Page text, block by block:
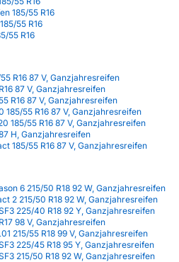
185/55 R16
55 R16
55 R16
R16 87 V, Ganzjahresreifen
87 V, Ganzjahresreifen
R16 87 V, Ganzjahresreifen
55 R16 87 V, Ganzjahresreifen
185/55 R16 87 V, Ganzjahresreifen
H, Ganzjahresreifen
185/55 R16 87 V, Ganzjahresreifen
6 215/50 R18 92 W, Ganzjahresreifen
2 215/50 R18 92 W, Ganzjahresreifen
225/40 R18 92 Y, Ganzjahresreifen
98 V, Ganzjahresreifen
215/55 R18 99 V, Ganzjahresreifen
225/45 R18 95 Y, Ganzjahresreifen
215/50 R18 92 W, Ganzjahresreifen